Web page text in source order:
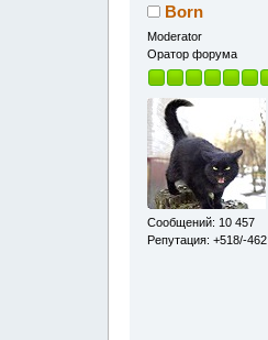
Born
Moderator
Оратор форума
Сообщений: 10 457
Репутация: +518/-462